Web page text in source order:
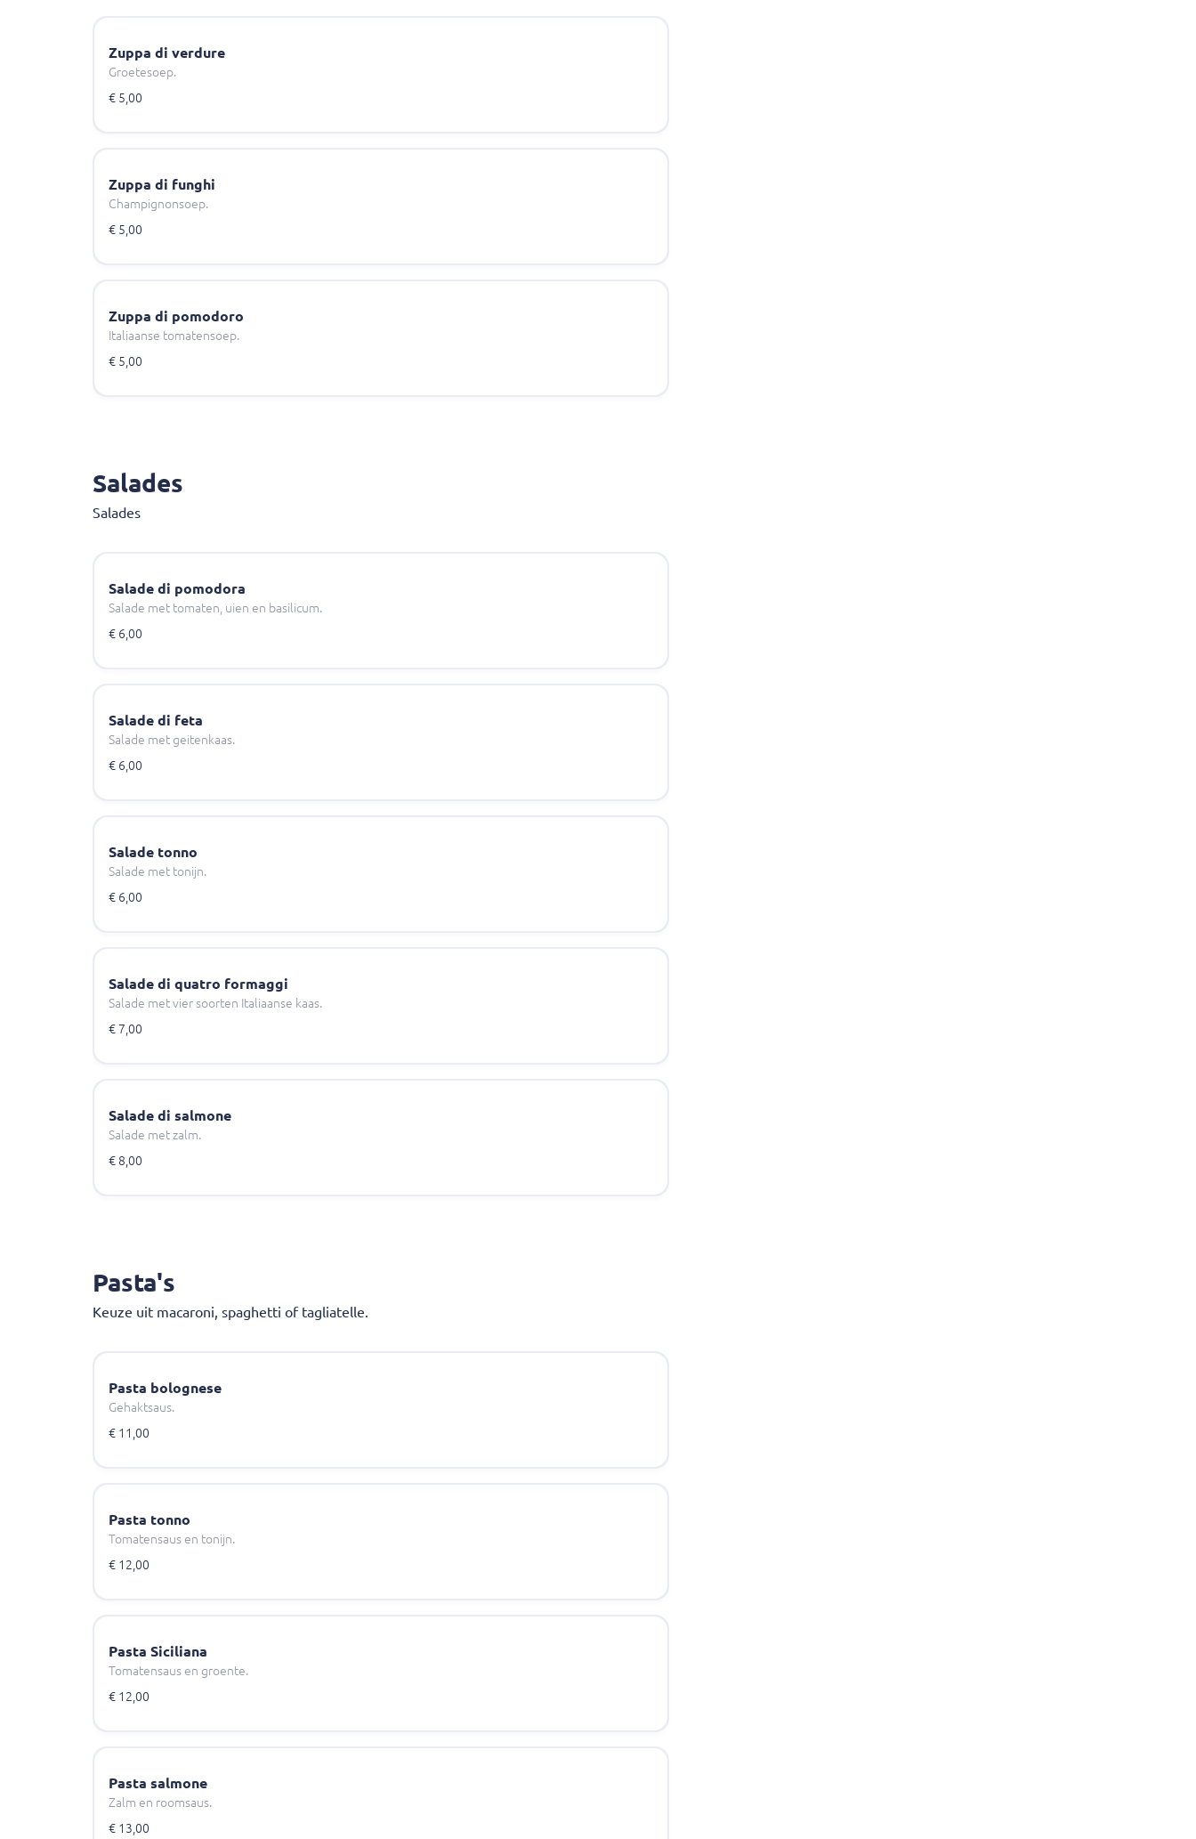
Zuppa di verdure
Groetesoep.
€ 5,00
Zuppa di funghi
Champignonsoep.
€ 5,00
Zuppa di pomodoro
Italiaanse tomatensoep.
€ 5,00
Salades
Salades
Salade di pomodora
Salade met tomaten, uien en basilicum.
€ 6,00
Salade di feta
Salade met geitenkaas.
€ 6,00
Salade tonno
Salade met tonijn.
€ 6,00
Salade di quatro formaggi
Salade met vier soorten Italiaanse kaas.
€ 7,00
Salade di salmone
Salade met zalm.
€ 8,00
Pasta's
Keuze uit macaroni, spaghetti of tagliatelle.
Pasta bolognese
Gehaktsaus.
€ 11,00
Pasta tonno
Tomatensaus en tonijn.
€ 12,00
Pasta Siciliana
Tomatensaus en groente.
€ 12,00
Pasta salmone
Zalm en roomsaus.
€ 13,00